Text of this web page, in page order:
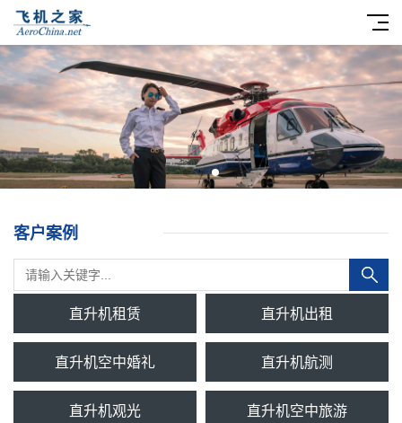
客户案例
直升机租赁 直升机出租
直升机空中婚礼 直升机航测
直升机观光 直升机空中旅游